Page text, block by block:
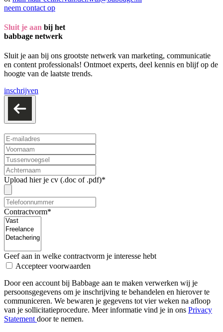
neem contact op
Sluit je aan bij het
babbage netwerk
Sluit je aan bij ons grootste netwerk van marketing, communicatie
en content professionals! Ontmoet experts, deel kennis en blijf op de
hoogte van de laatste trends.
inschrijven
Upload hier je cv (.doc of .pdf)*
Contractvorm*
Geef aan in welke contractvorm je interesse hebt
Accepteer voorwaarden
Door een account bij Babbage aan te maken verwerken wij je
persoonsgegevens om je inschrijving te behandelen en hierover te
communiceren. We bewaren je gegevens tot vier weken na afloop
van je sollicitatieprocedure. Meer informatie vind je in ons Privacy
Statement door te nemen.